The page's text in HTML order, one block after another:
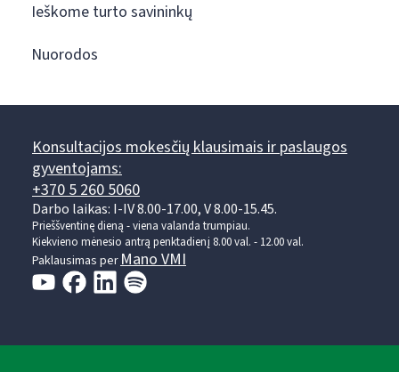
Ieškome turto savininkų
Nuorodos
Konsultacijos mokesčių klausimais ir paslaugos
gyventojams:
+370 5 260 5060
Darbo laikas: I-IV 8.00-17.00, V 8.00-15.45.
Prieššventinę dieną - viena valanda trumpiau.
Kiekvieno mėnesio antrą penktadienį 8.00 val. - 12.00 val.
Paklausimas perMano VMI